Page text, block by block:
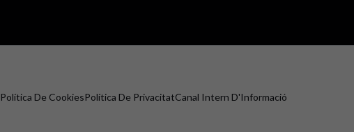
Política De CookiesPolítica De PrivacitatCanal Intern D'Informació